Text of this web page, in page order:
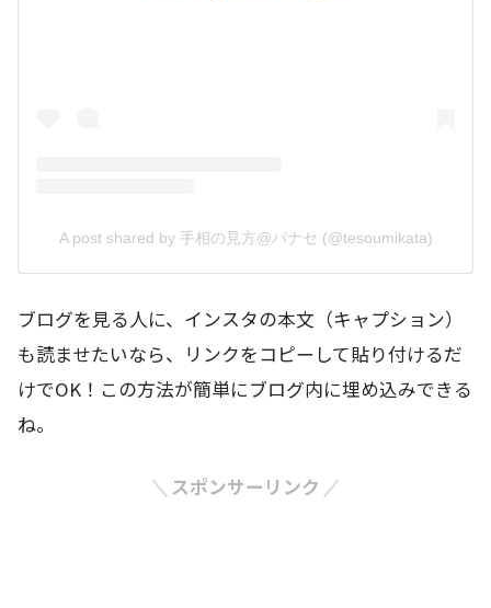
A post shared by 手相の見方@パナセ (@tesoumikata)
ブログを見る人に、インスタの本文（キャプション）
も読ませたいなら、リンクをコピーして貼り付けるだ
けでOK！この方法が簡単にブログ内に埋め込みできる
ね。
スポンサーリンク